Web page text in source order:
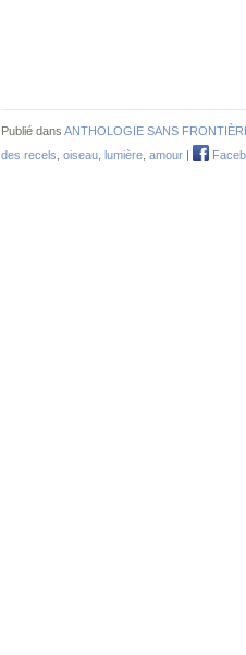
Publié dans ANTHOLOGIE SANS
des recels oiseau lumière amour |